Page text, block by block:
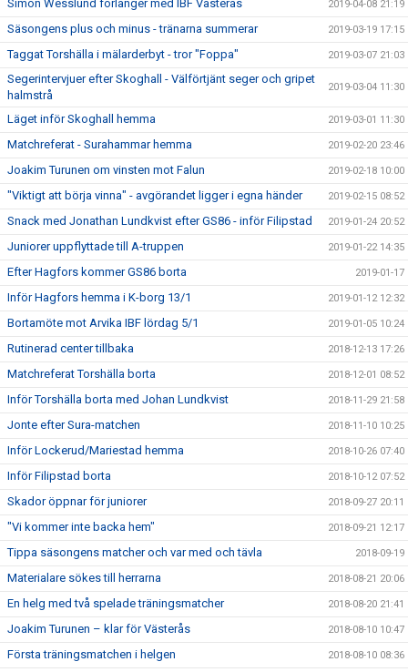
Simon Wesslund förlänger med IBF Västerås 2019-04-08 21:19
Säsongens plus och minus - tränarna summerar 2019-03-19 17:15
Taggat Torshälla i mälarderbyt - tror "Foppa" 2019-03-07 21:03
Segerintervjuer efter Skoghall - Välförtjänt seger och gripet
halmstrå
2019-03-04 11:30
Läget inför Skoghall hemma 2019-03-01 11:30
Matchreferat - Surahammar hemma 2019-02-20 23:46
Joakim Turunen om vinsten mot Falun 2019-02-18 10:00
"Viktigt att börja vinna" - avgörandet ligger i egna händer 2019-02-15 08:52
Snack med Jonathan Lundkvist efter GS86 - inför Filipstad 2019-01-24 20:52
Juniorer uppflyttade till A-truppen 2019-01-22 14:35
Efter Hagfors kommer GS86 borta 2019-01-17
Inför Hagfors hemma i K-borg 13/1 2019-01-12 12:32
Bortamöte mot Arvika IBF lördag 5/1 2019-01-05 10:24
Rutinerad center tillbaka 2018-12-13 17:26
Matchreferat Torshälla borta 2018-12-01 08:52
Inför Torshälla borta med Johan Lundkvist 2018-11-29 21:58
Jonte efter Sura-matchen 2018-11-10 10:25
Inför Lockerud/Mariestad hemma 2018-10-26 07:40
Inför Filipstad borta 2018-10-12 07:52
Skador öppnar för juniorer 2018-09-27 20:11
"Vi kommer inte backa hem" 2018-09-21 12:17
Tippa säsongens matcher och var med och tävla 2018-09-19
Materialare sökes till herrarna 2018-08-21 20:06
En helg med två spelade träningsmatcher 2018-08-20 21:41
Joakim Turunen – klar för Västerås 2018-08-10 10:47
Första träningsmatchen i helgen 2018-08-10 08:36